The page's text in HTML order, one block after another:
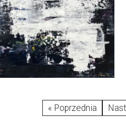
« Poprzednia